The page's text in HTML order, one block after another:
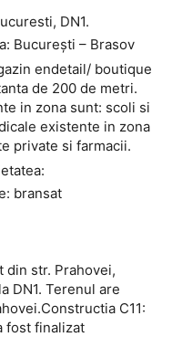
DN1.
Bucureşti – Brasov
endetail/ boutique
de 200 de metri.
in zona sunt: scoli si
existente in zona
private si farmacii.
bransat
str. Prahovei,
DN1. Terenul are
C11:
fost finalizat